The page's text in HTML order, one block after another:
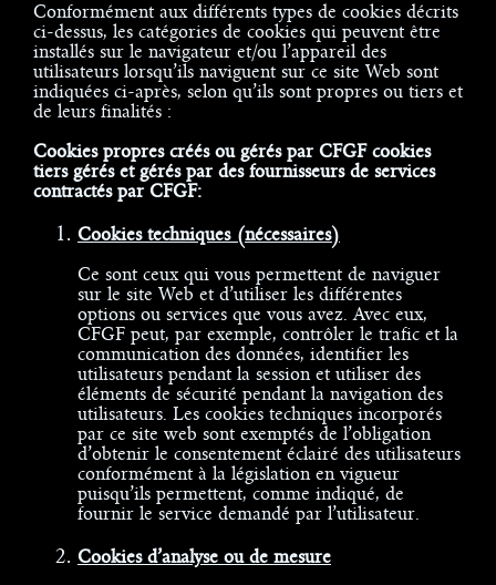
Conformément aux différents types de cookies décrits
ci-dessus, les catégories de cookies qui peuvent être
installés sur le navigateur et/ou l’appareil des
utilisateurs lorsqu’ils naviguent sur ce site Web sont
indiquées ci-après, selon qu’ils sont propres ou tiers et
de leurs finalités :
Cookies propres créés ou gérés par CFGF cookies
tiers gérés et gérés par des fournisseurs de services
contractés par CFGF:
Cookies techniques (nécessaires)
Ce sont ceux qui vous permettent de naviguer
sur le site Web et d’utiliser les différentes
options ou services que vous avez. Avec eux,
CFGF peut, par exemple, contrôler le trafic et la
communication des données, identifier les
utilisateurs pendant la session et utiliser des
éléments de sécurité pendant la navigation des
utilisateurs. Les cookies techniques incorporés
par ce site web sont exemptés de l’obligation
d’obtenir le consentement éclairé des utilisateurs
conformément à la législation en vigueur
puisqu’ils permettent, comme indiqué, de
fournir le service demandé par l’utilisateur.
Cookies d’analyse ou de mesure